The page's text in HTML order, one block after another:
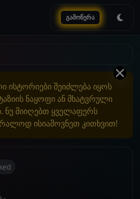
გამოწერა
ისტორიები შეიძლება იყოს
ნაყოფი ან მხატვრული
ნუ მიიღებთ ყველაფერს
ისიამოვნეთ კითხვით!